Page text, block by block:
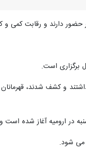
برگزاری است.
و کشف شدند،
در ارومیه آغاز شده است و